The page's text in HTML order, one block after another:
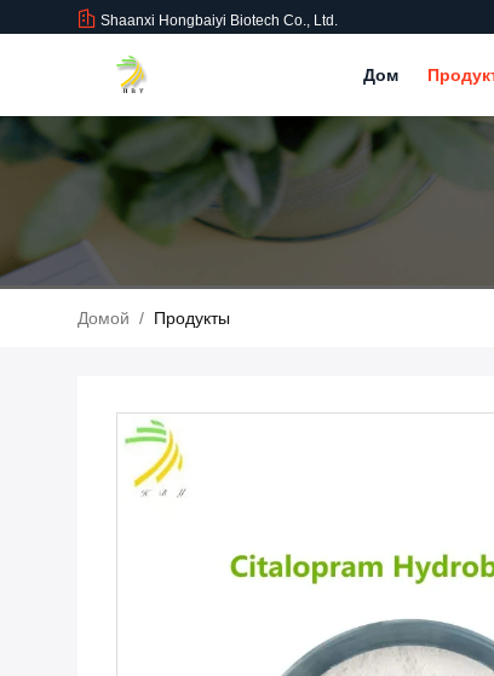
Shaanxi Hongbaiyi Biotech Co., Ltd.
Дом
Домой / Продукты